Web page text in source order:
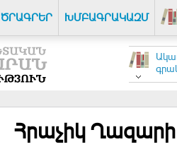
ԾՐԱԳՐԵՐ ԽՄԲԱԳՐԱԿԱԶՄ
Հրաչիկ Ղազարի